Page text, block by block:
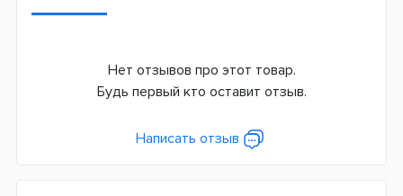
Нет отзывов про этот товар.
Будь первый кто оставит отзыв.
Написать отзыв